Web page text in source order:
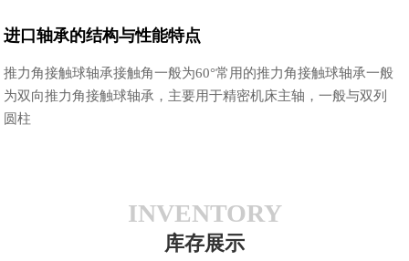
进口轴承的结构与性能特点
推力角接触球轴承接触角一般为60°常用的推力角接触球轴承一般
为双向推力角接触球轴承，主要用于精密机床主轴，一般与双列
圆柱
INVENTORY
库存展示